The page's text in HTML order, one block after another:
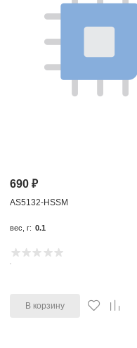
690₽
AS5132-HSSM
вес, г: 0.1
В корзину